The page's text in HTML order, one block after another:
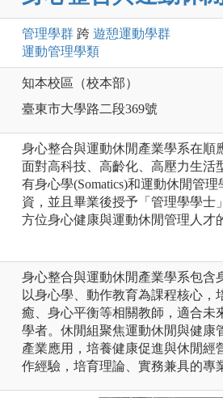
管理學群 跨 遊憩運動學群
運動管理學類
知本校區（校本部）
臺東市大學路二段369號
身心整合與運動休閒產業學系在順
面對高科技、高齡化、高壓力生活
有身心學(Somatics)和運動休閒管理
資，並且畢業後授予「管理學學士
方位身心健康與運動休閒管理人才
身心整合與運動休閒產業學系包含
以身心學、動作教育為課程核心
癒、身心平衡等相關教師，適合未
學者。休閒組聚焦運動休閒與健康
產業應用，培養健康促進與休閒經
作經驗，培育理論、實務兼具的專